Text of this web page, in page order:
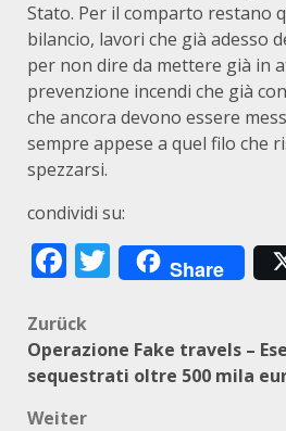
Stato. Per il comparto restano
bilancio, lavori che già adesso
per non dire da mettere già in
prevenzione incendi che già
che ancora devono essere
sempre appese a quel filo che
spezzarsi.
condividi su:
Facebook
Twitter
Share
Zurück
Operazione Fake travels –
sequestrati oltre 500 mila
Weiter